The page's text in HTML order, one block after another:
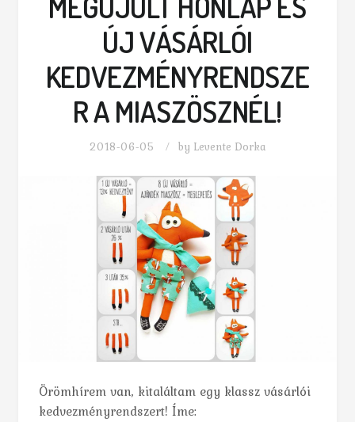
ÚJ VÁSÁRLÓI
KEDVEZMÉNYRENDSZE
R A MIASZÖSZNÉL!
2018-06-05 by Levente Dorka
Örömhírem van, kitaláltam egy klassz vásárlói
kedvezményrendszert! Íme: